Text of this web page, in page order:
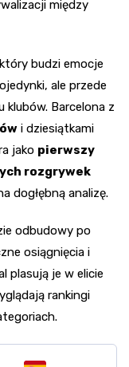
między
budzi emocje
ale przede
Barcelona z
i dziesiątkami
jako pierwszy
rozgrywek
dogłębną analizę.
odbudowy po
osiągnięcia i
plasują je w elicie
rankingi